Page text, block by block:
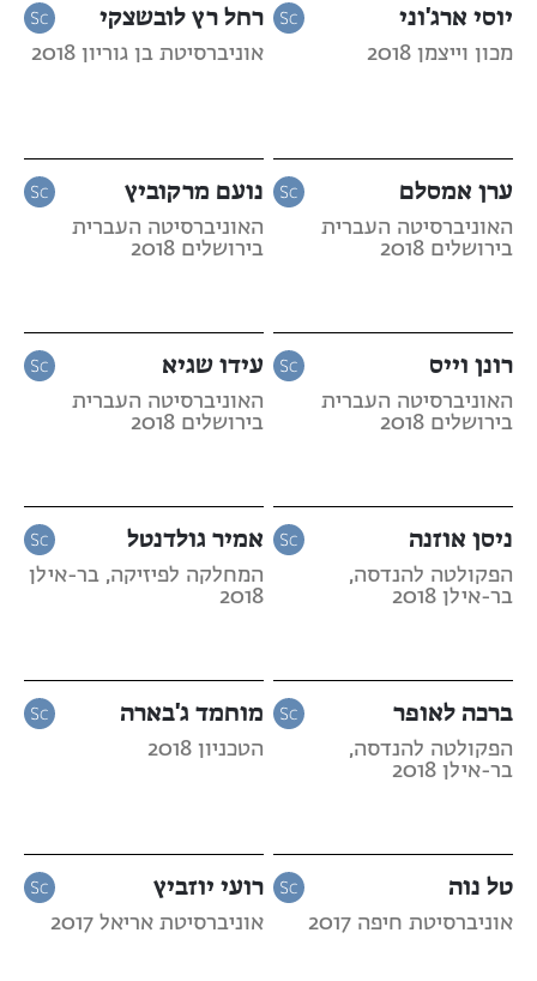
יוסי ארג'וני
מכון וייצמן 2018
רחל רץ לובשצקי
אוניברסיטת בן גוריון 2018
ערן אמסלם
האוניברסיטה העברית
בירושלים 2018
נועם מרקוביץ
האוניברסיטה העברית
בירושלים 2018
רונן וייס
האוניברסיטה העברית
בירושלים 2018
עידו שגיא
האוניברסיטה העברית
בירושלים 2018
ניסן אוזנה
הפקולטה להנדסה,
בר-אילן 2018
אמיר גולדנטל
המחלקה לפיזיקה, בר-אילן
2018
ברכה לאופר
הפקולטה להנדסה,
בר-אילן 2018
מוחמד ג'בארה
הטכניון 2018
טל נוה
אוניברסיטת חיפה 2017
רועי יוזביץ
אוניברסיטת אריאל 2017